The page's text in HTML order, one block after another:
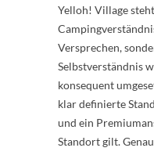
Yelloh! Village
Versprechen,
Selbstverständnis
konsequent
klar definierte
und ein
Standort gilt.